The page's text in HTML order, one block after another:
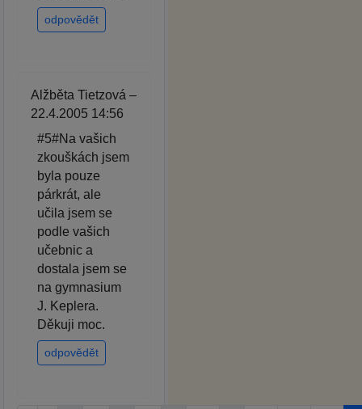
odpovědět
Alžběta Tietzová –
22.4.2005 14:56
#5#Na vašich
zkouškách jsem
byla pouze
párkrát, ale
učila jsem se
podle vašich
učebnic a
dostala jsem se
na gymnasium
J. Keplera.
Děkuji moc.
odpovědět